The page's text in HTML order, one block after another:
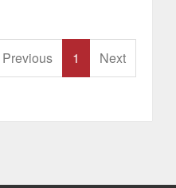
Previous 1 Next